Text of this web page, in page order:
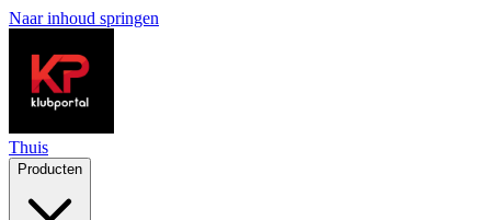
Naar inhoud springen
Thuis
Producten